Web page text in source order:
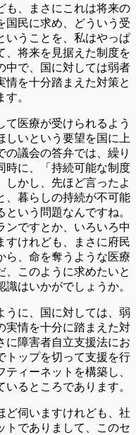
も、まさにこれは将来の
国民に求め、どういう受
いうことを、私はやっぱ
、将来を見据えた制度を
中で、国に対しては弱者
情を十分踏まえた対策と
。
医療が受けられるよう
しいという要望を国に上
の議会の答弁では、繰り
時に、「持続可能な制度
しかし、先ほど言ったよ
、暮らしの持続が不可能
いう問題なんですね。
ですとか、いろいろ中
すけれども、まさに府民
ら、命を奪うような医療
、このように求めたいと
はいかがでしょうか。
に、国に対しては、弱
実情を十分に踏まえた対
に障害者自立支援法にお
トップを切って支援を行
ィーネットを構築し、
るところであります。
伺いますけれども、社
トでありまして、このセ